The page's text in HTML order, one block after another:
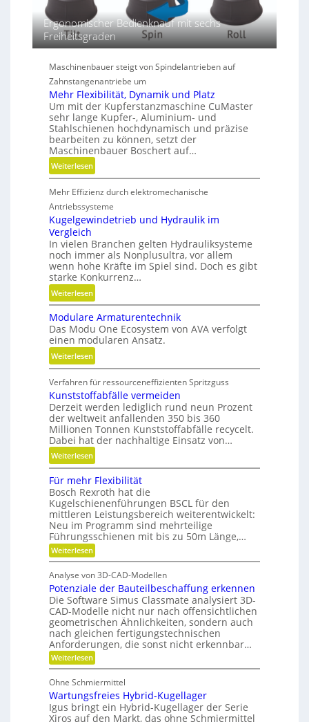
e
n
i
o
n
e
n
Ergonomischer Bedienknauf mit sechs
Freiheitsgraden
Maschinenbauer steigt von Spindelantrieben auf
Zahnstangenantriebe um
Mehr Flexibilität, Dynamik und Platz
Um mit der Kupferstanzmaschine CuMaster
sehr lange Kupfer-, Aluminium- und
Stahlschienen hochdynamisch und präzise
bearbeiten zu können, setzt der
Maschinenbauer Boschert auf…
Weiterlesen:
M
e
h
r
l
e
x
i
b
l
i
t
ä
,
D
y
n
a
m
i
k
u
n
d
P
l
a
t
z
Mehr Effizienz durch elektromechanische
Antriebssysteme
Kugelgewindetrieb und Hydraulik im
Vergleich
In vielen Branchen gelten Hydrauliksysteme
noch immer als Nonplusultra, vor allem
wenn hohe Kräfte im Spiel sind. Doch es gibt
starke Konkurrenz…
Weiterlesen:
K
u
g
e
l
g
e
w
i
n
d
e
t
r
i
e
b
u
n
d
y
d
r
a
u
l
i
k
i
m
V
Modulare Armaturentechnik
Das Modu One Ecosystem von AVA verfolgt
einen modularen Ansatz.
Weiterlesen:
M
o
d
u
l
r
e
r
m
a
t
u
r
e
n
t
e
c
h
n
i
k
Verfahren für ressourceneffizienten Spritzguss
Kunststoffabfälle vermeiden
Derzeit werden lediglich rund neun Prozent
der weltweit anfallenden 350 bis 360
Millionen Tonnen Kunststoffabfälle recycelt.
Dabei hat der nachhaltige Einsatz von…
Weiterlesen:
K
u
n
s
t
s
t
o
f
f
a
b
f
ä
l
l
e
v
e
r
Für mehr Flexibilität
Bosch Rexroth hat die
Kugelschienenführungen BSCL für den
mittleren Leistungsbereich weiterentwickelt:
Neu im Programm sind mehrteilige
Führungsschienen mit bis zu 50m Länge,…
Weiterlesen:
F
r
m
e
h
r
F
l
e
x
i
i
l
i
t
Analyse von 3D-CAD-Modellen
Potenziale der Bauteilbeschaffung erkennen
Die Software Simus Classmate analysiert 3D-
CAD-Modelle nicht nur nach offensichtlichen
geometrischen Ähnlichkeiten, sondern auch
nach gleichen fertigungstechnischen
Anforderungen, die sonst nicht erkennbar…
Weiterlesen:
P
t
e
n
z
Ohne Schmiermittel
Wartungsfreies Hybrid-Kugellager
Igus bringt ein Hybrid-Kugellager der Serie
Xiros auf den Markt, das ohne Schmiermittel